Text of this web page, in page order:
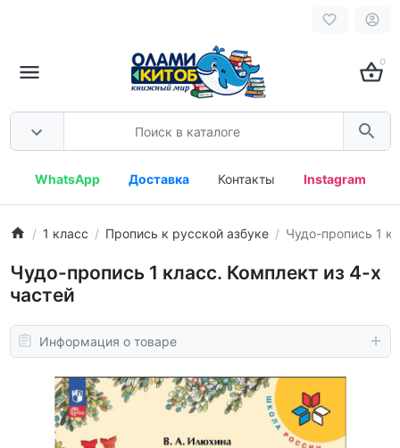
0
WhatsApp Доставка Контакты Instagram
1 класс Пропись к русской азбуке Чудо-пропись 1
Чудо-пропись 1 класс. Комплект из 4-х
частей
Информация о товаре